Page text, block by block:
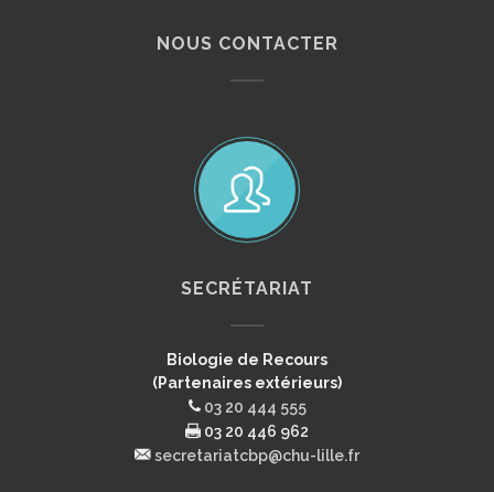
NOUS CONTACTER
SECRÉTARIAT
Biologie de Recours
(Partenaires extérieurs)
03 20 444 555
03 20 446 962
secretariatcbp@chu-lille.fr